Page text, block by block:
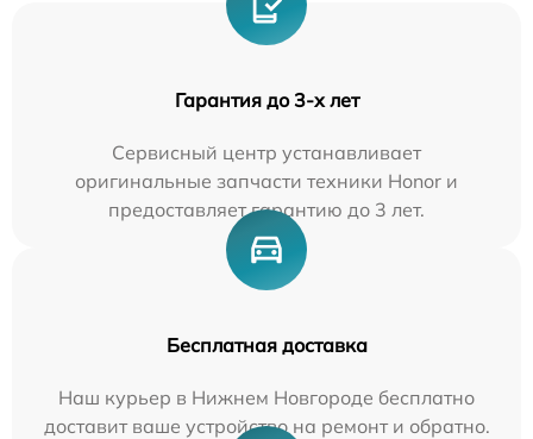
Гарантия до 3-х лет
Сервисный центр устанавливает
оригинальные запчасти техники Honor и
предоставляет гарантию до 3 лет.
Бесплатная доставка
Наш курьер в Нижнем Новгороде бесплатно
доставит ваше устройство на ремонт и обратно.